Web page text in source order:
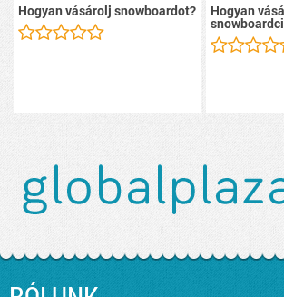
Hogyan vásárolj snowboardot? Hogyan